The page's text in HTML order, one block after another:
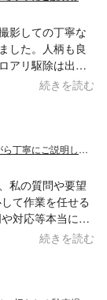
影しての丁寧な
した。人柄も良
アリ駆除は出来
いしたいと思え
続きを読む
◆店長の私がお伺いします◎床下を撮影し画像を見ながら丁寧にご説明します
私の質問や要望
て作業を任せる
対応等本当によ
続きを読む